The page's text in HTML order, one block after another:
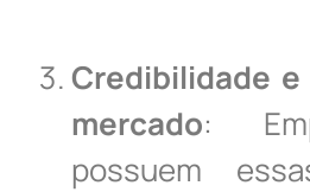
Credibilidade
mercado:
possuem